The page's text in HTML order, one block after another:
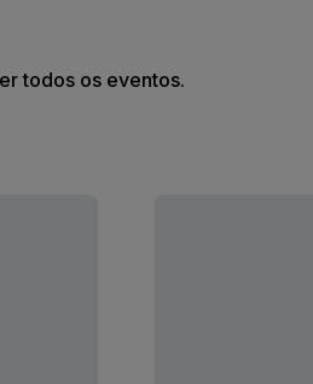
todos os eventos.